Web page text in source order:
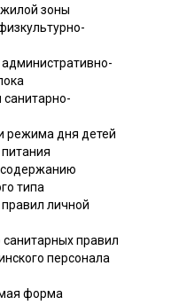
жилой зоны
санитарно-
режима дня детей
содержанию
типа
личной
правил
персонала
форма